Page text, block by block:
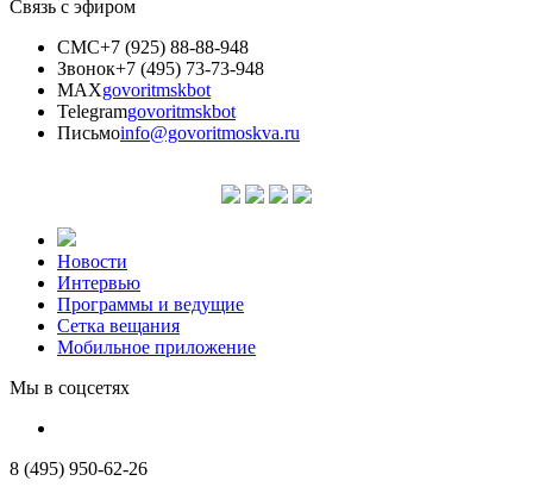
Связь с эфиром
СМС+7 (925) 88-88-948
Звонок+7 (495) 73-73-948
MAXgovoritmskbot
Telegramgovoritmskbot
Письмоinfo@govoritmoskva.ru
Новости
Интервью
Программы и ведущие
Сетка вещания
Мобильное приложение
Мы в соцсетях
8 (495) 950-62-26